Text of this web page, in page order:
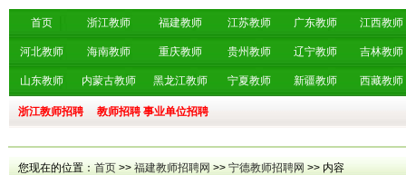
首页 浙江教师 福建教师 江苏教师 广东教师 江西教师
河北教师 海南教师 重庆教师 贵州教师 辽宁教师 吉林教师
山东教师 内蒙古教师 黑龙江教师 宁夏教师 新疆教师 西藏教师
浙江教师招聘 教师招聘 事业单位招聘
您现在的位置： 首页 >> 福建教师招聘网 >> 宁德教师招聘网 >> 内容